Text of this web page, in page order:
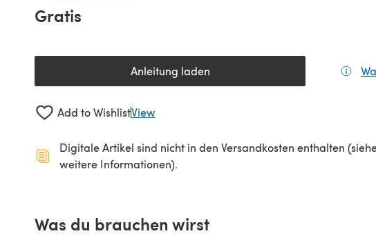
Gratis
Anleitung laden(öffnet sich in einem neuen Tab)
Add to WishlistView
Digitale Artikel sind nicht in den Versandkosten enthalten
weitere Informationen).
Was du brauchen wirst